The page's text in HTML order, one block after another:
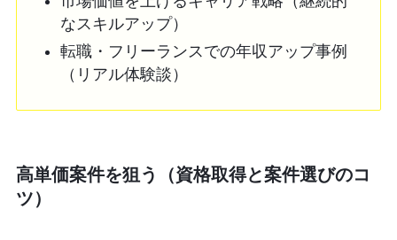
なスキルアップ）
転職・フリーランスでの年収アップ事例
（リアル体験談）
高単価案件を狙う（資格取得と案件選びのコ
ツ）